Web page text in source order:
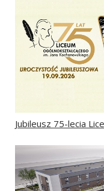
Jubileusz 75-lecia